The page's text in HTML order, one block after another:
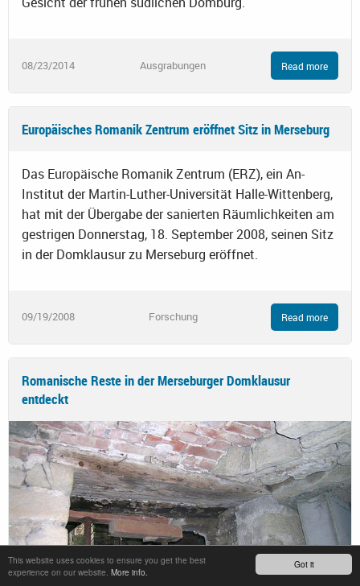
Got it
This website uses cookies to ensure you get the best
experience on our website. More info.
08/23/2014 Ausgrabungen Read more
Europäisches Romanik Zentrum eröffnet Sitz in Merseburg
Das Europäische Romanik Zentrum (ERZ), ein An-
Institut der Martin-Luther-Universität Halle-Wittenberg,
hat mit der Übergabe der sanierten Räumlichkeiten am
gestrigen Donnerstag, 18. September 2008, seinen Sitz
in der Domklausur zu Merseburg eröffnet.
09/19/2008 Forschung Read more
Romanische Reste in der Merseburger Domklausur
entdeckt